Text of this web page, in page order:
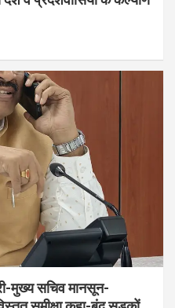
मुख्य सचिव मानसून-